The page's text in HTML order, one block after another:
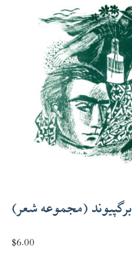
برگپیوند (مجموعه شعر)
$6.00